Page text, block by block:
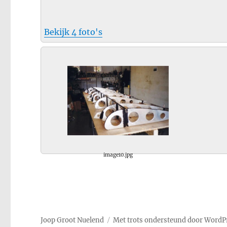
Bekijk 4 foto's
image10.jpg
Joop Groot Nuelend Met trots ondersteund door